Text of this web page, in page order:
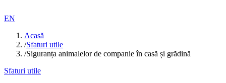
EN
Acasă
/Sfaturi utile
/Siguranța animalelor de companie în casă și grădină
Sfaturi utile